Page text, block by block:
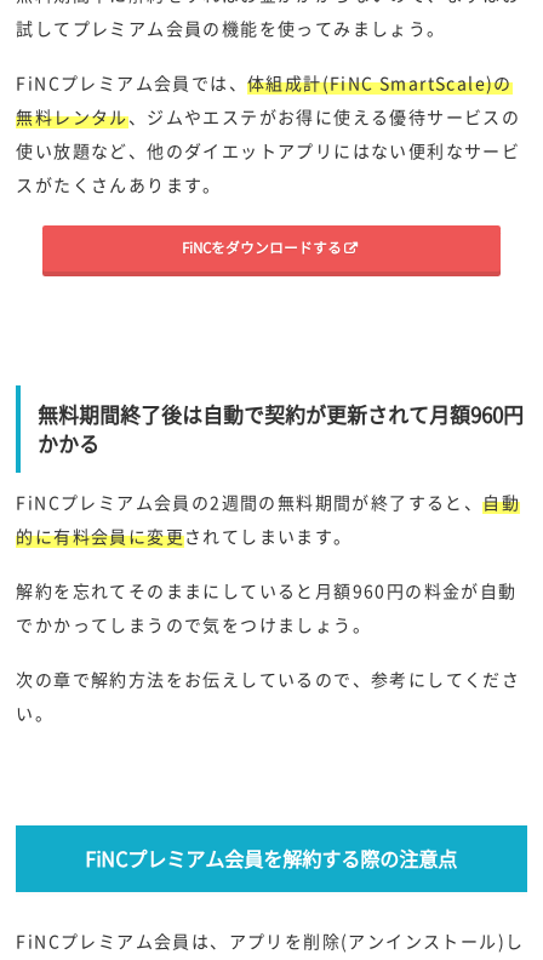
試してプレミアム会員の機能を使ってみましょう。
FiNCプレミアム会員では、体組成計(FiNC SmartScale)の
無料レンタル、ジムやエステがお得に使える優待サービスの
使い放題など、他のダイエットアプリにはない便利なサービ
スがたくさんあります。
FiNCをダウンロードする
無料期間終了後は自動で契約が更新されて月額960円
かかる
FiNCプレミアム会員の2週間の無料期間が終了すると、自動
的に有料会員に変更されてしまいます。
解約を忘れてそのままにしていると月額960円の料金が自動
でかかってしまうので気をつけましょう。
次の章で解約方法をお伝えしているので、参考にしてくださ
い。
FiNCプレミアム会員を解約する際の注意点
FiNCプレミアム会員は、アプリを削除(アンインストール)し